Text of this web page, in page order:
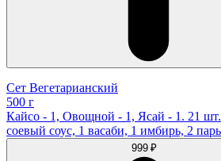
Сет Вегетарианский
500 г
Кайсо - 1, Овощной - 1, Ясай - 1. 21 шт.
соевый соус, 1 васаби, 1 имбирь, 2
999 ₽